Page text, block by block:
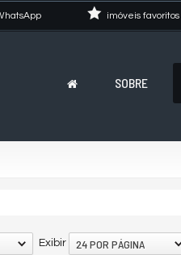
imóveis favoritos
SOBRE
Exibir 24 POR PÁGINA